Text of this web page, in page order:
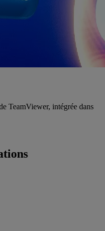
TeamViewer, intégrée dans